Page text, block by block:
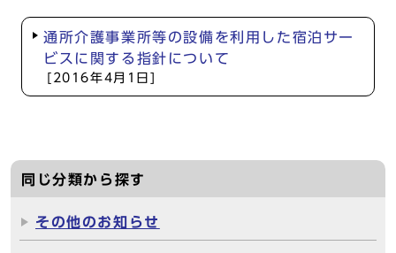
通所介護事業所等の設備を利用した宿泊サー
ビスに関する指針について
[2016年4月1日]
同じ分類から探す
その他のお知らせ